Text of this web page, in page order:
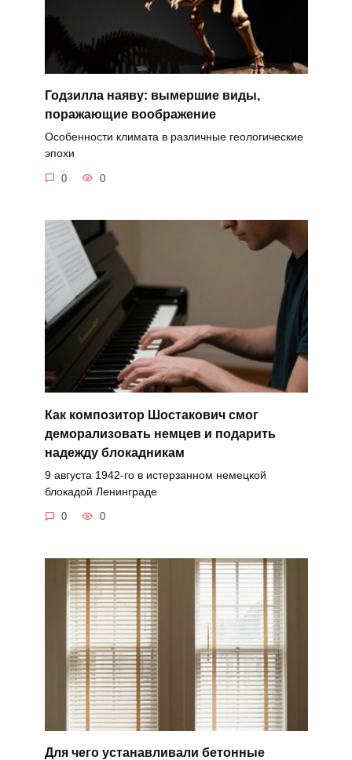
Годзилла наяву: вымершие виды,
поражающие воображение
Особенности климата в различные геологические
эпохи
0 0
Как композитор Шостакович смог
деморализовать немцев и подарить
надежду блокадникам
9 августа 1942-го в истерзанном немецкой
блокадой Ленинграде
0 0
Для чего устанавливали бетонные